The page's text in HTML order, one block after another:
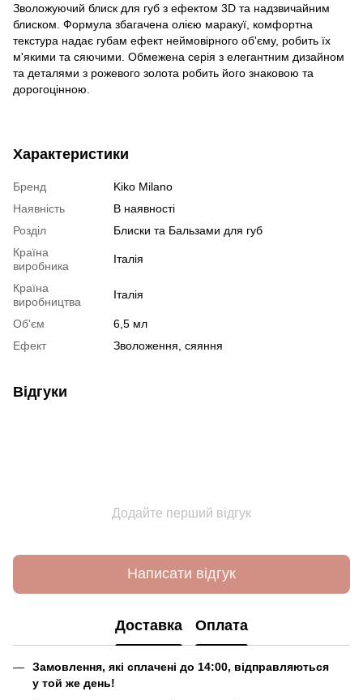
Зволожуючий блиск для губ з ефектом 3D та надзвичайним
блиском. Формула збагачена олією маракуї, комфортна
текстура надає губам ефект неймовірного об'єму, робить їх
м'якими та сяючими. Обмежена серія з елегантним дизайном
та деталями з рожевого золота робить його знаковою та
дорогоцінною.
Характеристики
Бренд
Kiko Milano
Наявність
В наявності
Розділ
Блиски та Бальзами для губ
Країна
виробника
Італія
Країна
виробництва
Італія
Об'єм
6,5 мл
Ефект
Зволоження, сяяння
Відгуки
Додайте перший відгук
Написати відгук
Доставка Оплата
Замовлення, які сплачені до 14:00, відправляються
у той же день!